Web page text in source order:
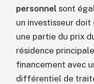
personnel sont
un investisseur
une partie du prix
résidence
financement avec
différentiel de